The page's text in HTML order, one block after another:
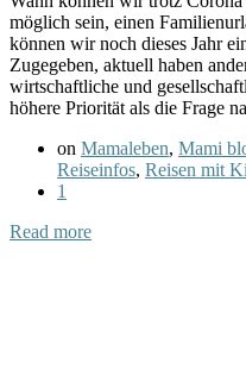
möglich sein, einen
können wir noch dieses Jahr
Zugegeben, aktuell haben
wirtschaftliche und
höhere Priorität als die Frage
on Mamaleben, Mami
Reiseinfos, Reisen mit
1
Read more